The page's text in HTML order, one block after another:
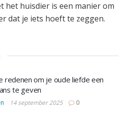
het huisdier is een manier om
dat je iets hoeft te zeggen.
redenen om je oude liefde een
te geven
14 september 2025 0